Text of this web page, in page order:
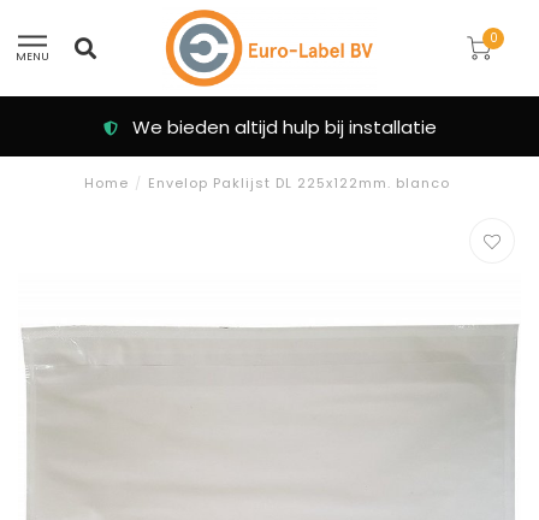
MENU
0
We bieden altijd hulp bij installatie
Home / Envelop Paklijst DL 225x122mm. blanco